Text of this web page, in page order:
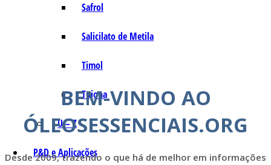
Safrol
Salicilato de Metila
Timol
Tujona
U – Z
P&D e Aplicações
BEM-VINDO AO
ÓLEOSESSENCIAIS.ORG
Desde 2009, trazendo o que há de melhor em informações